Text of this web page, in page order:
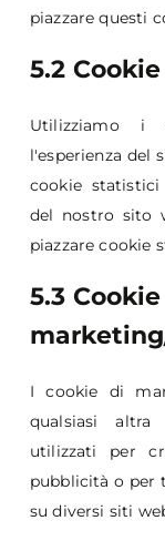
piazzare questi
5.2
Utilizziamo i
l'esperienza del
cookie
del nostro sito
piazzare cookie
5.3
I cookie di
qualsiasi altra
utilizzati per
pubblicità o per
su diversi siti